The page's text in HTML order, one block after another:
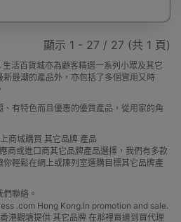
顯示 1 - 27 / 27 (共 1 頁)
活百貨城亦為顧客精選一系列小眾及其它
最潮的產品外，亦包括了多個實用又時
有特色而且優惠的優質產品，從用家的角
商城購買 其它品牌 產品
商或進口商其它品牌產品選擇，我們有多款
輕鬆在網上或陳列室選購目標其它品牌產
聯絡。
.com Hong Kong.In promotion and sale.
港觀塘提供 其它品牌 在那裡買邊到買代理